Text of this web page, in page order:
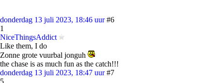
donderdag 13 juli 2023, 18:46 uur #6
1
NiceThingsAddict
Like them, I do
Zonne grote vuurbal jonguh
the chase is as much fun as the catch!!!
donderdag 13 juli 2023, 18:47 uur #7
5